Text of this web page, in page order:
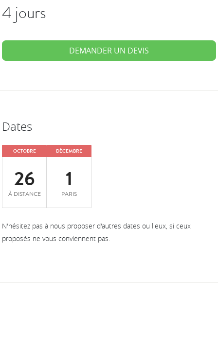
4 jours
DEMANDER UN DEVIS
Dates
OCTOBRE
26
À DISTANCE
DÉCEMBRE
1
PARIS
N'hésitez pas à nous proposer d'autres dates ou lieux, si ceux
proposés ne vous conviennent pas.